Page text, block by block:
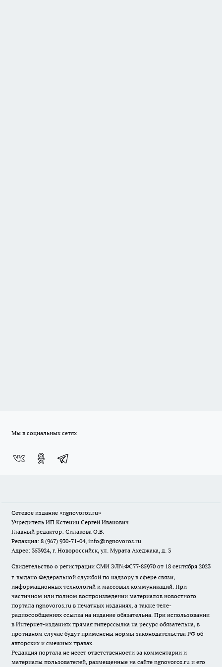
Мы в социальных сетях
Сетевое издание «ngnovoros.ru»
Учредитель ИП Кстенин Сергей Иванович
Главный редактор: Силакова О.В.
Редакция: 8 (967) 930-71-04, info@ngnovoros.ru
Адрес: 353924, г. Новороссийск, ул. Мурата Ахеджака, д. 3
Свидетельство о регистрации СМИ ЭЛ№ФС77-85970 от 18 сентября 2023
г. выдано Федеральной службой по надзору в сфере связи,
информационных технологий и массовых коммуникаций. При
частичном или полном воспроизведении материалов новостного
портала ngnovoros.ru в печатных изданиях, а также теле-
радиосообщениях ссылка на издание обязательна. При использовании
в Интернет-изданиях прямая гиперссылка на ресурс обязательна, в
противном случае будут применены нормы законодательства РФ об
авторских и смежных правах.
Редакция портала не несет ответственности за комментарии и
материалы пользователей, размещенные на сайте ngnovoros.ru и его